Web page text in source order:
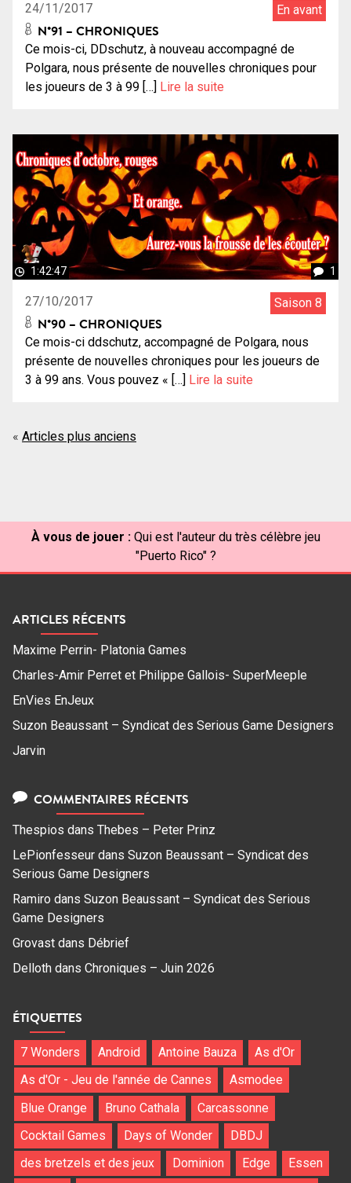
24/11/2017 En avant
N°91 – CHRONIQUES
Ce mois-ci, DDschutz, à nouveau accompagné de
Polgara, nous présente de nouvelles chroniques pour
les joueurs de 3 à 99 […] Lire la suite
1:42:47 1
27/10/2017 Saison 8
N°90 – CHRONIQUES
Ce mois-ci ddschutz, accompagné de Polgara, nous
présente de nouvelles chroniques pour les joueurs de
3 à 99 ans. Vous pouvez « […] Lire la suite
Navigation
Articles plus anciens
À vous de jouer : Qui est l'auteur du très célèbre jeu
"Puerto Rico" ?
ARTICLES RÉCENTS
Maxime Perrin- Platonia Games
Charles-Amir Perret et Philippe Gallois- SuperMeeple
EnVies EnJeux
Suzon Beaussant – Syndicat des Serious Game Designers
Jarvin
COMMENTAIRES RÉCENTS
Thespios dans Thebes – Peter Prinz
LePionfesseur dans Suzon Beaussant – Syndicat des
Serious Game Designers
Ramiro dans Suzon Beaussant – Syndicat des Serious
Game Designers
Grovast dans Débrief
Delloth dans Chroniques – Juin 2026
ÉTIQUETTES
7 Wonders Android Antoine Bauza
As d'Or
As d'Or - Jeu de l'année de Cannes
Asmodee
Blue Orange
Bruno Cathala
Carcassonne
Cocktail Games
Days of Wonder
DBDJ
des bretzels et des jeux
Dominion Edge Essen